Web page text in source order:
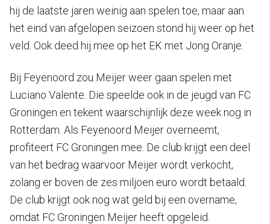
hij de laatste jaren weinig aan spelen toe, maar aan
het eind van afgelopen seizoen stond hij weer op het
veld. Ook deed hij mee op het EK met Jong Oranje.
Bij Feyenoord zou Meijer weer gaan spelen met
Luciano Valente. Die speelde ook in de jeugd van FC
Groningen en tekent waarschijnlijk deze week nog in
Rotterdam. Als Feyenoord Meijer overneemt,
profiteert FC Groningen mee. De club krijgt een deel
van het bedrag waarvoor Meijer wordt verkocht,
zolang er boven de zes miljoen euro wordt betaald.
De club krijgt ook nog wat geld bij een overname,
omdat FC Groningen Meijer heeft opgeleid.